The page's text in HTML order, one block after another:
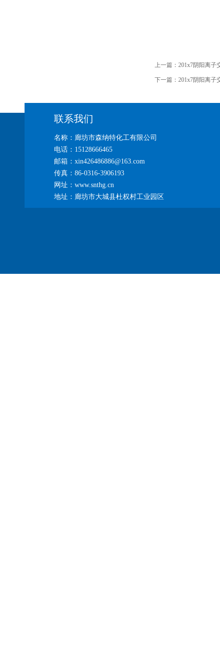
上一篇： 201x7阴阳离子
下一篇： 201x7阴阳离子
联系我们
名称：廊坊市森纳特化工有限公司
电话：15128666465
邮箱：xin426486886@163.com
传真：86-0316-3906193
网址：www.snthg.cn
地址：廊坊市大城县杜权村工业园区